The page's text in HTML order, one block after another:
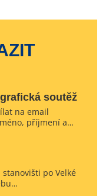
soutěž
na email
příjmení a…
po Velké